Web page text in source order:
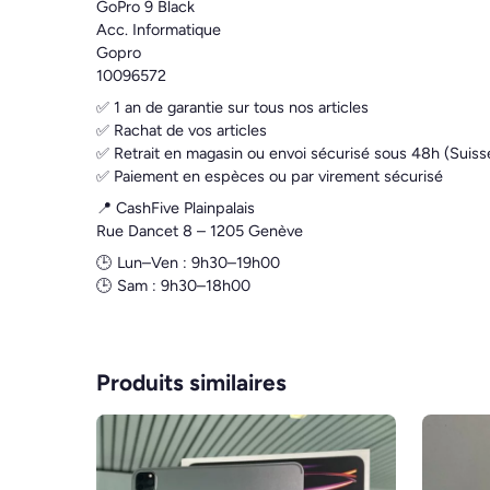
GoPro 9 Black
Acc. Informatique
Gopro
10096572
✅ 1 an de garantie sur tous nos articles
✅ Rachat de vos articles
✅ Retrait en magasin ou envoi sécurisé sous 48h
✅ Paiement en espèces ou par virement sécurisé
📍 CashFive Plainpalais
Rue Dancet 8 – 1205 Genève
🕒 Lun–Ven : 9h30–19h00
🕒 Sam : 9h30–18h00
Produits similaires